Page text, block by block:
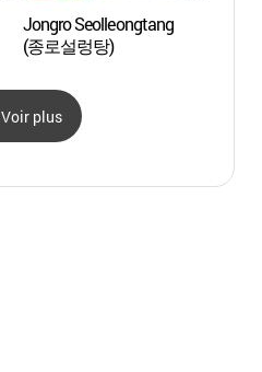
Jongro Seolleongtang
(종로설렁탕)
Voir plus